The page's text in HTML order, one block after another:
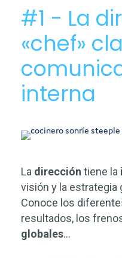
#1 - La
«chef»
interna
La dirección tiene la
visión y la estrategia
Conoce los
resultados, los
globales...